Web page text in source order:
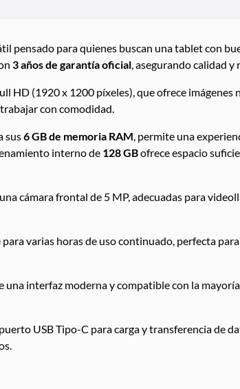
pensado para quienes buscan una tablet con
3 años de garantía oficial, asegurando calidad
HD (1920 x 1200 píxeles), que ofrece
con comodidad.
sus6 GB de memoria RAM, permite una
interno de 128 GBofrece espacio
cámara frontal de 5 MP, adecuadas para
varias horas de uso continuado, perfecta
interfaz moderna y compatible con la
USB Tipo-C para carga y transferencia de